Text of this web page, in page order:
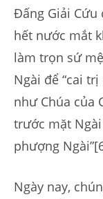
Đấng Giải Cứu
hết nước mắt
làm trọn sứ
Ngài để “cai
như Chúa của
trước mặt
phượng
Ngày nay,